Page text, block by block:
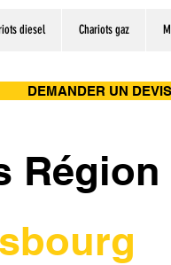
diesel Chariots gaz
DEMANDER UN DEVIS
Région